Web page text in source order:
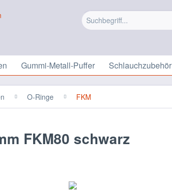
Gummi-Metall-Puffer Schlauchzubehör
O-Ringe FKM
FKM80 schwarz